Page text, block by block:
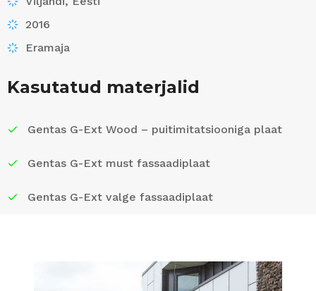
2016
Eramaja
Kasutatud materjalid
Gentas G-Ext Wood – puitimitatsiooniga plaat
Gentas G-Ext must fassaadiplaat
Gentas G-Ext valge fassaadiplaat